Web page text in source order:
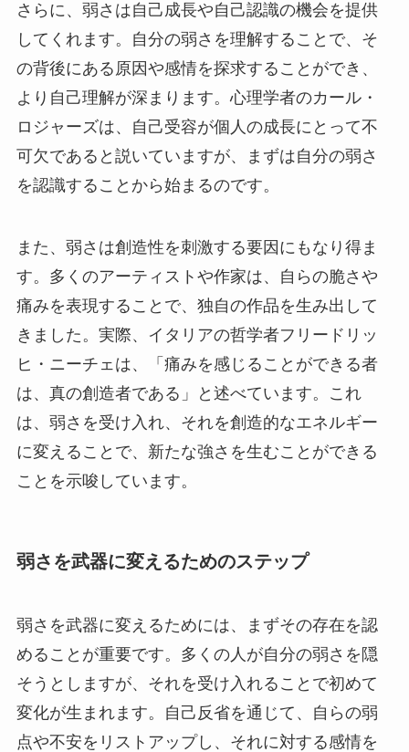
さらに、弱さは自己成長や自己認識の機会を提供
してくれます。自分の弱さを理解することで、そ
の背後にある原因や感情を探求することができ、
より自己理解が深まります。心理学者のカール・
ロジャーズは、自己受容が個人の成長にとって不
可欠であると説いていますが、まずは自分の弱さ
を認識することから始まるのです。
また、弱さは創造性を刺激する要因にもなり得ま
す。多くのアーティストや作家は、自らの脆さや
痛みを表現することで、独自の作品を生み出して
きました。実際、イタリアの哲学者フリードリッ
ヒ・ニーチェは、「痛みを感じることができる者
は、真の創造者である」と述べています。これ
は、弱さを受け入れ、それを創造的なエネルギー
に変えることで、新たな強さを生むことができる
ことを示唆しています。
弱さを武器に変えるためのステップ
弱さを武器に変えるためには、まずその存在を認
めることが重要です。多くの人が自分の弱さを隠
そうとしますが、それを受け入れることで初めて
変化が生まれます。自己反省を通じて、自らの弱
点や不安をリストアップし、それに対する感情を